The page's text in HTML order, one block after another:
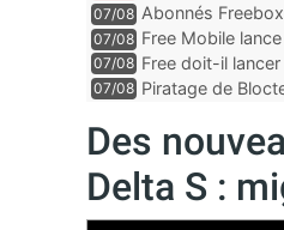
Mobile, Orange,
07/08 Abonnés
07/08 Free Mobile
des promos et
07/08 Free doit-il
07/08 Piratage de
Des
Delta S :